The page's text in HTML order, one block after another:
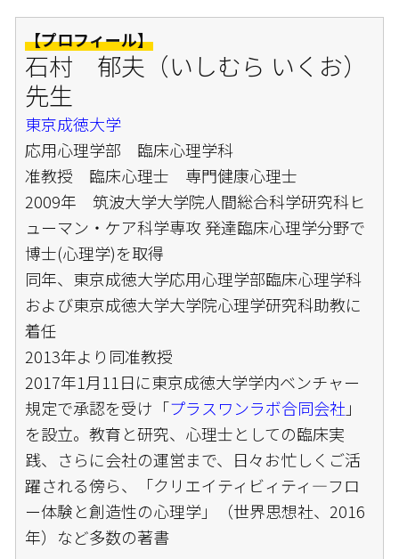
【プロフィール】
石村 郁夫（いしむら いくお）
先生
東京成徳大学
応用心理学部 臨床心理学科
准教授 臨床心理士 専門健康心理士
2009年 筑波大学大学院人間総合科学研究科ヒ
ューマン・ケア科学専攻 発達臨床心理学分野で
博士(心理学)を取得
同年、東京成徳大学応用心理学部臨床心理学科
および東京成徳大学大学院心理学研究科助教に
着任
2013年より同准教授
2017年1月11日に東京成徳大学学内ベンチャー
規定で承認を受け「プラスワンラボ合同会社 」
を設立。教育と研究、心理士としての臨床実
践、さらに会社の運営まで、日々お忙しくご活
躍される傍ら、「クリエイティビィティ―フロ
ー体験と創造性の心理学」（世界思想社、2016
年）など多数の著書